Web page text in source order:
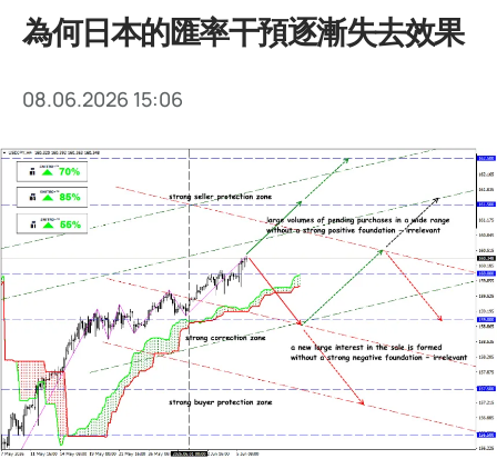
為何日本的匯率干預逐漸失去效果
08.06.2026 15:06